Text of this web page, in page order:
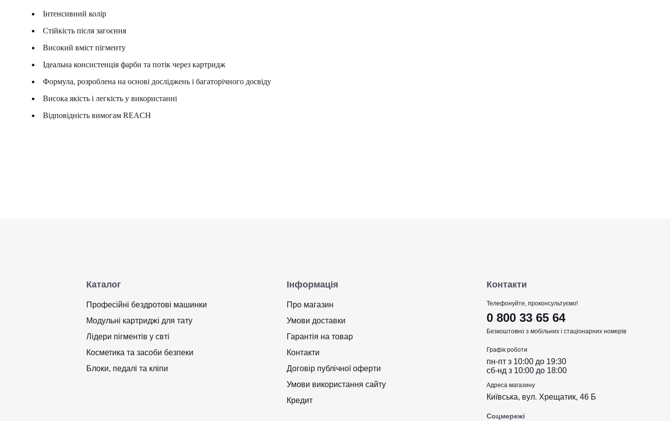
Інтенсивний колір
Стійкість після загоєння
Високий вміст пігменту
Ідеальна консистенція фарби та потік через картридж
Формула, розроблена на основі досліджень і багаторічного досвіду
Висока якість і легкість у використанні
Відповідність вимогам REACH
Каталог
Професійні бездротові машинки
Модульні картриджі для тату
Лідери пігментів у свті
Косметика та засоби безпеки
Блоки, педалі та кліпи
Інформація
Про магазин
Умови доставки
Гарантія на товар
Контакти
Договір публічної оферти
Умови використання сайту
Кредит
Контакти
Телефонуйте, проконсультуємо!
0 800 33 65 64
Безкоштовно з мобільних і стаціонарних номерів
Графік роботи
пн-пт з 10:00 до 19:30
сб-нд з 10:00 до 18:00
Адреса магазину
Київська, вул. Хрещатик, 46 Б
Соцмережі